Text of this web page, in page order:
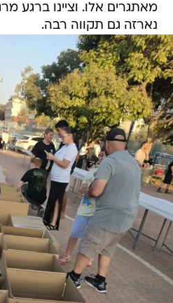
מאתגרים אלו. וציינו ברגע
נארזה גם תקווה רבה.